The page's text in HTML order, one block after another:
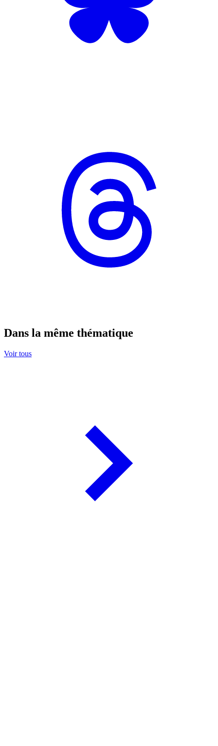
Dans la même thématique
Voir tous